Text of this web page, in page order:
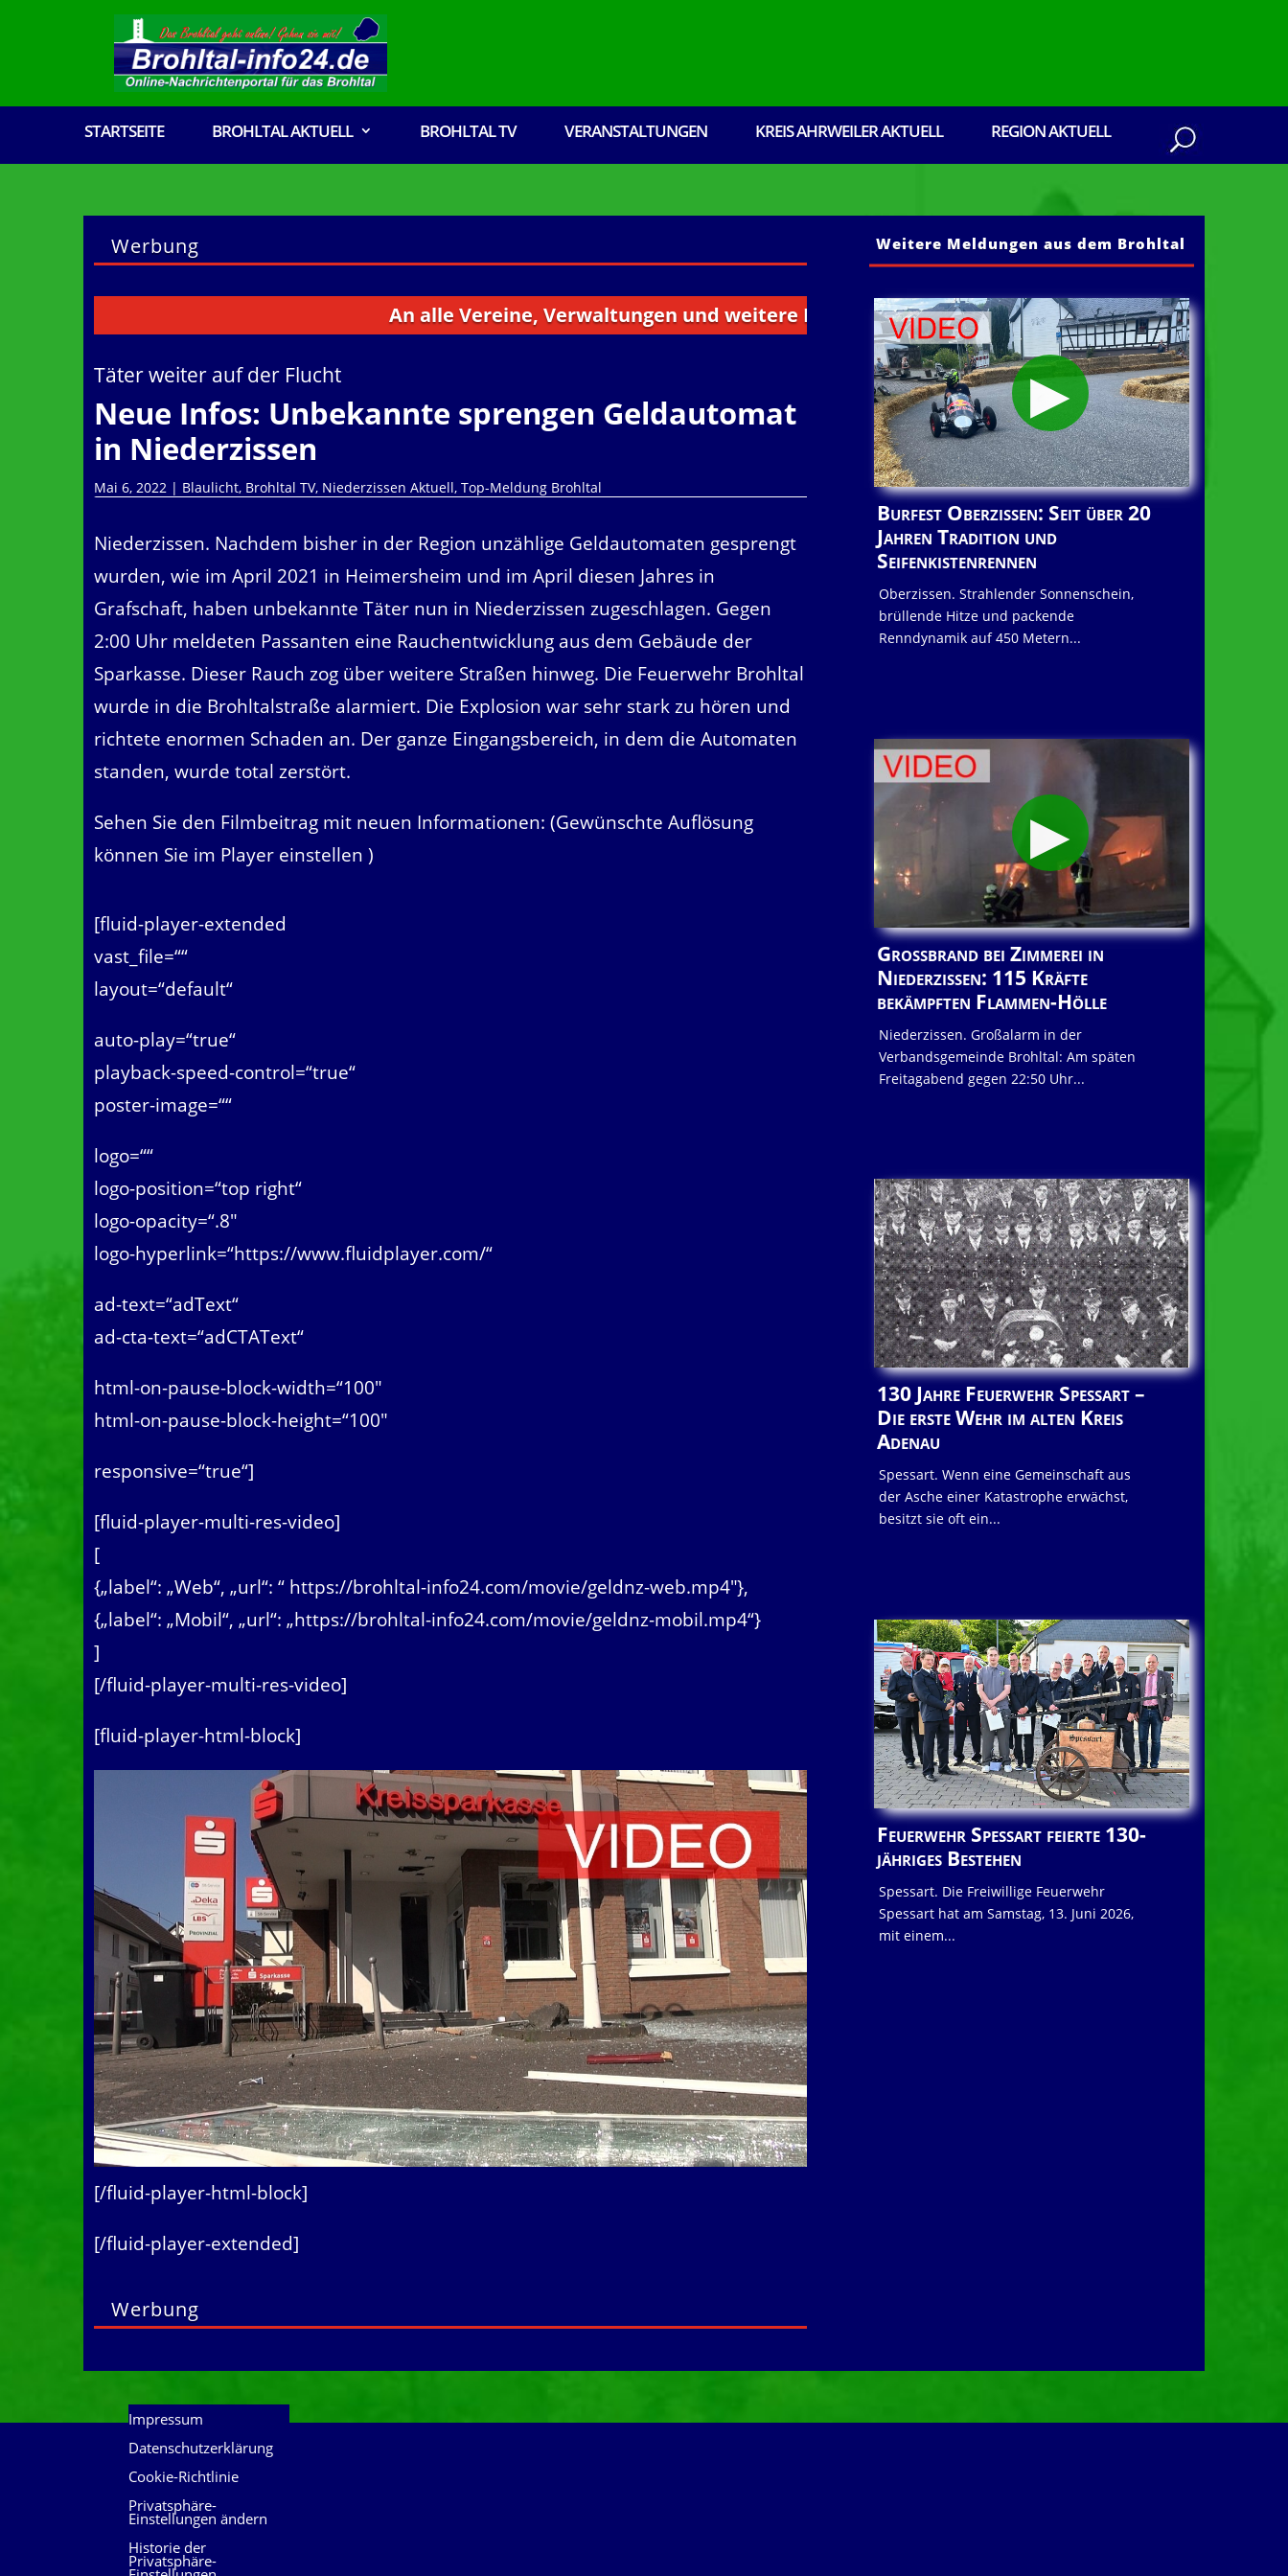
STARTSEITE BROHLTAL AKTUELL BROHLTAL TV VERANSTALTUNGEN KREIS AHRWEILER AKTUELL REGION AKTUELL
Werbung
An alle Vereine, Verwaltungen und weitere Institutionen aus dem Brohltal: Senden Sie ihre
Täter weiter auf der Flucht
Neue Infos: Unbekannte sprengen Geldautomat
in Niederzissen
Mai 6, 2022 | Blaulicht, Brohltal TV, Niederzissen Aktuell,Top-Meldung Brohltal
Niederzissen. Nachdem bisher in der Region unzählige Geldautomaten gesprengt
wurden, wie im April 2021 in Heimersheim und im April diesen Jahres in
Grafschaft, haben unbekannte Täter nun in Niederzissen zugeschlagen. Gegen
2:00 Uhr meldeten Passanten eine Rauchentwicklung aus dem Gebäude der
Sparkasse. Dieser Rauch zog über weitere Straßen hinweg. Die Feuerwehr Brohltal
wurde in die Brohltalstraße alarmiert. Die Explosion war sehr stark zu hören und
richtete enormen Schaden an. Der ganze Eingangsbereich, in dem die Automaten
standen, wurde total zerstört.
Sehen Sie den Filmbeitrag mit neuen Informationen: (Gewünschte Auflösung
können Sie im Player einstellen )
[fluid-player-extended
vast_file=““
layout=“default“
auto-play=“true“
playback-speed-control=“true“
poster-image=““
logo=““
logo-position=“top right“
logo-opacity=“.8″
logo-hyperlink=“https://www.fluidplayer.com/“
ad-text=“adText“
ad-cta-text=“adCTAText“
html-on-pause-block-width=“100″
html-on-pause-block-height=“100″
responsive=“true“]
[fluid-player-multi-res-video]
[
{„label“: „Web“, „url“: “ https://brohltal-info24.com/movie/geldnz-web.mp4″},
{„label“: „Mobil“, „url“: „https://brohltal-info24.com/movie/geldnz-mobil.mp4“}
]
[/fluid-player-multi-res-video]
[fluid-player-html-block]
[/fluid-player-html-block]
[/fluid-player-extended]
Werbung
Weitere Meldungen aus dem Brohltal
Burfest Oberzissen: Seit über 20
Jahren Tradition und
Seifenkistenrennen
Oberzissen. Strahlender Sonnenschein,
brüllende Hitze und packende
Renndynamik auf 450 Metern...
Großbrand bei Zimmerei in
Niederzissen: 115 Kräfte
bekämpften Flammen-Hölle
Niederzissen. Großalarm in der
Verbandsgemeinde Brohltal: Am späten
Freitagabend gegen 22:50 Uhr...
130 Jahre Feuerwehr Spessart –
Die erste Wehr im alten Kreis
Adenau
Spessart. Wenn eine Gemeinschaft aus
der Asche einer Katastrophe erwächst,
besitzt sie oft ein...
Feuerwehr Spessart feierte 130-
jähriges Bestehen
Spessart. Die Freiwillige Feuerwehr
Spessart hat am Samstag, 13. Juni 2026,
mit einem...
Impressum
Datenschutzerklärung
Cookie-Richtlinie
Privatsphäre-
Einstellungen ändern
Historie der
Privatsphäre-